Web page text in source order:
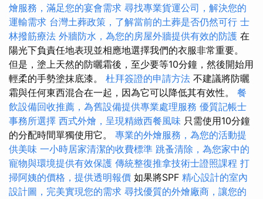
燴服務，滿足您的宴會需求 尋找專業貨運公司，解決您的
運輸需求 台灣土葬政策，了解當前的土葬是否仍然可行 士
林撥筋療法 外牆防水，為您的房屋外牆提供有效的防護 在
陽光下負責任地表現並相應地選擇我們的衣服非常重要。
但是，塗上天然的防曬霜後，至少要等10分鐘，然後開始用
輕柔的手勢塗抹底漆。 杜拜簽證的申請方法 不建議將防曬
霜與任何東西混合在一起，因為它可以降低其有效性。 餐
飲設備回收推薦，為舊設備提供專業處理服務 優質記帳士
事務所選擇 西式外燴，呈現精緻西餐風味 只需使用10分鐘
的分配時間單獨使用它。 專業的外燴服務，為您的活動提
供美味 一小時居家清潔的收費標準 跳蚤清除，為您家中的
寵物與環境提供有效保護 傳統整復推拿技術士證照課程 打
掃阿姨的價格，提供透明報價 如果將SPF 精心設計的室內
設計圖，完美實現您的需求 尋找優質的外燴廠商，讓您的